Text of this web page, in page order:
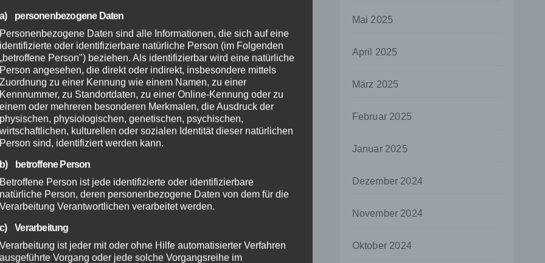
Mai 2025
April 2025
März 2025
Februar 2025
Januar 2025
Dezember 2024
November 2024
Oktober 2024
a) personenbezogene Daten
Personenbezogene Daten sind alle Informationen, die sich auf eine
identifizierte oder identifizierbare natürliche Person (im Folgenden
„betroffene Person") beziehen. Als identifizierbar wird eine natürliche
Person angesehen, die direkt oder indirekt, insbesondere mittels
Zuordnung zu einer Kennung wie einem Namen, zu einer
Kennnummer, zu Standortdaten, zu einer Online-Kennung oder zu
einem oder mehreren besonderen Merkmalen, die Ausdruck der
physischen, physiologischen, genetischen, psychischen,
wirtschaftlichen, kulturellen oder sozialen Identität dieser natürlichen
Person sind, identifiziert werden kann.
b) betroffene Person
Betroffene Person ist jede identifizierte oder identifizierbare
natürliche Person, deren personenbezogene Daten von dem für die
Verarbeitung Verantwortlichen verarbeitet werden.
c) Verarbeitung
Verarbeitung ist jeder mit oder ohne Hilfe automatisierter Verfahren
ausgeführte Vorgang oder jede solche Vorgangsreihe im